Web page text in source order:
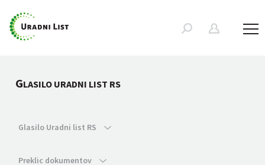
GLASILO URADNI LIST RS
Glasilo Uradni list RS
Preklic dokumentov